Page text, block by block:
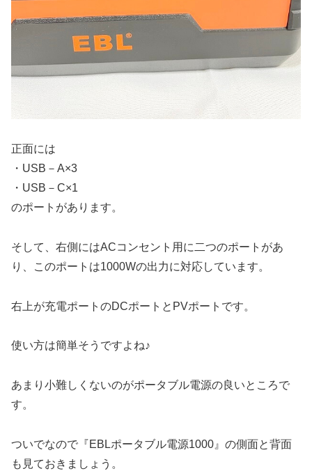
正面には
・USB－A×3
・USB－C×1
のポートがあります。
そして、右側にはACコンセント用に二つのポートがあ
り、このポートは1000Wの出力に対応しています。
右上が充電ポートのDCポートとPVポートです。
使い方は簡単そうですよね♪
あまり小難しくないのがポータブル電源の良いところで
す。
ついでなので『EBLポータブル電源1000』の側面と背面
も見ておきましょう。